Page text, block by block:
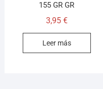
155 GR GR
3,95 €
Leer más